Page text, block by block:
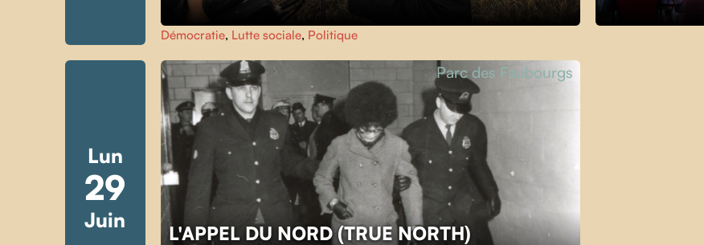
Démocratie, Lutte sociale, Politique
Lun
29
Juin
L'APPEL DU NORD (TRUE NORTH)
Parc des Faubourgs